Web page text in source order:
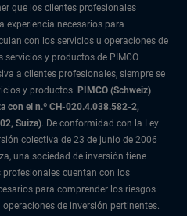
que los clientes profesionales
experiencia necesarios para
con los servicios u operaciones de
servicios y productos de PIMCO
a clientes profesionales, siempre se
y productos. PIMCO (Schweiz)
con el n.º CH-020.4.038.582-2,
Suiza). De conformidad con la Ley
colectiva de 23 de junio de 2006
una sociedad de inversión tiene
profesionales cuentan con los
para comprender los riesgos
de inversión pertinentes.